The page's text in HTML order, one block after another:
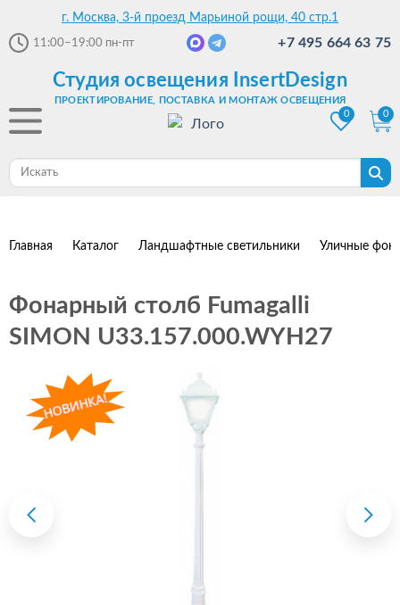
г. Москва, 3-й проезд Марьиной рощи, 40 стр.1
11:00–19:00 пн-пт +7 495 664 63 75
Студия освещения InsertDesign
ПРОЕКТИРОВАНИЕ, ПОСТАВКА И МОНТАЖ ОСВЕЩЕНИЯ
0
0
Главная Каталог Ландшафтные светильники Уличные
Фонарный столб Fumagalli
SIMON U33.157.000.WYH27